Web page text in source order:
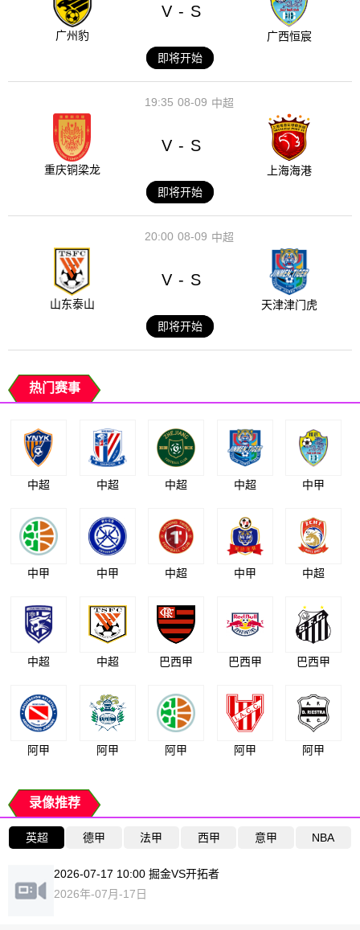
广州豹
V - S
广西恒宸
即将开始
08-09
19:35 中超
重庆铜梁龙
V - S
上海海港
即将开始
08-09
20:00 中超
山东泰山
V - S
天津津门虎
即将开始
热门赛事
中超 中超 中超 中超 中甲
中甲 中甲 中超 中甲 中超
中超 中超 巴西甲 巴西甲 巴西甲
阿甲 阿甲 阿甲 阿甲 阿甲
录像推荐
英超 德甲 法甲 西甲 意甲 NBA
2026-07-17 10:00 掘金VS开拓者
2026年-07月-17日